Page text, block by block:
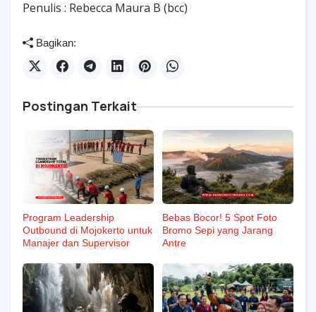
Penulis : Rebecca Maura B (bcc)
Bagikan:
Postingan Terkait
Program Leadership
Outbound di Mojokerto untuk
Manajer dan Supervisor
Bebas Bocor! 5 Spot Foto
Bromo Sepi yang Jarang
Antre